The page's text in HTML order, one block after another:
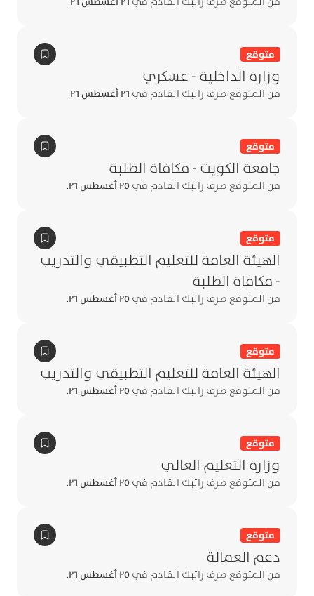
متوقع
وزارة الداخلية - عسكري
من المتوقع صرف راتبك القادم في ٢٦ أغسطس ٢٦ .
متوقع
جامعة الكويت - مكافاة الطلبة
من المتوقع صرف راتبك القادم في ٢٥ أغسطس ٢٦ .
متوقع
الهيئة العامة للتعليم التطبيقي والتدريب
- مكافاة الطلبة
من المتوقع صرف راتبك القادم في ٢٥ أغسطس ٢٦ .
متوقع
الهيئة العامة للتعليم التطبيقي والتدريب
من المتوقع صرف راتبك القادم في ٢٥ أغسطس ٢٦ .
متوقع
وزارة التعليم العالي
من المتوقع صرف راتبك القادم في ٢٥ أغسطس ٢٦ .
متوقع
دعم العمالة
من المتوقع صرف راتبك القادم في ٢٥ أغسطس ٢٦ .